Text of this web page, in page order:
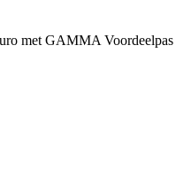
met GAMMA Voordeelpas